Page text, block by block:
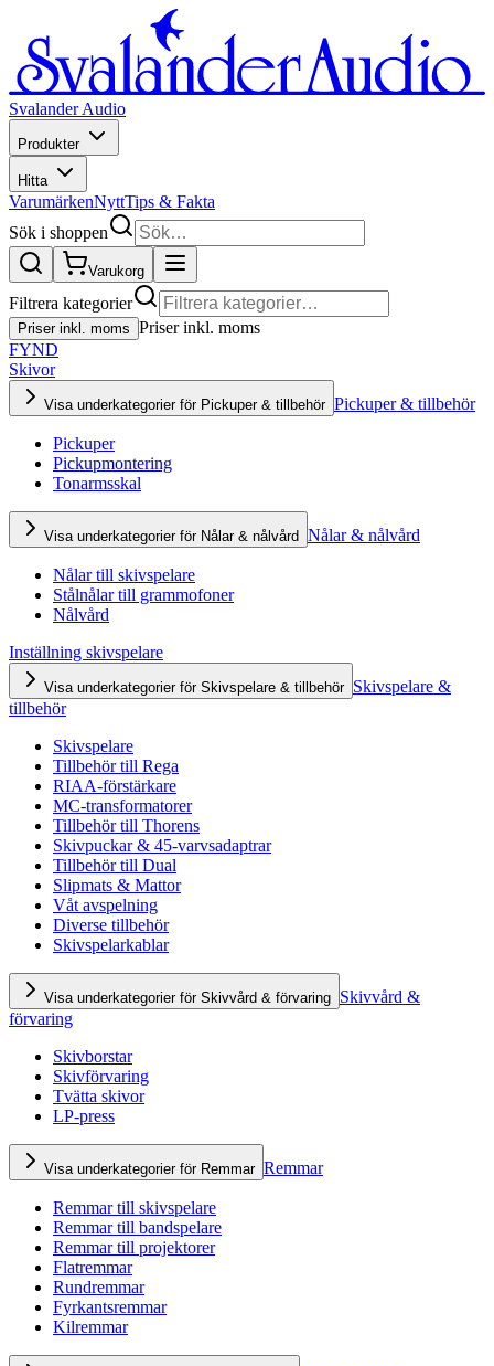
Svalander Audio
Produkter
Hitta
VarumärkenNyttTips & Fakta
Sök i shoppen
Varukorg
Filtrera kategorier
Priser inkl. moms Priser inkl. moms
FYND
Skivor
Visa underkategorier för Pickuper & tillbehör Pickuper & tillbehör
Pickuper
Pickupmontering
Tonarmsskal
Visa underkategorier för Nålar & nålvård Nålar & nålvård
Nålar till skivspelare
Stålnålar till grammofoner
Nålvård
Inställning skivspelare
Visa underkategorier för Skivspelare & tillbehör Skivspelare &
tillbehör
Skivspelare
Tillbehör till Rega
RIAA-förstärkare
MC-transformatorer
Tillbehör till Thorens
Skivpuckar & 45-varvsadaptrar
Tillbehör till Dual
Slipmats & Mattor
Våt avspelning
Diverse tillbehör
Skivspelarkablar
Visa underkategorier för Skivvård & förvaring Skivvård &
förvaring
Skivborstar
Skivförvaring
Tvätta skivor
LP-press
Visa underkategorier för Remmar Remmar
Remmar till skivspelare
Remmar till bandspelare
Remmar till projektorer
Flatremmar
Rundremmar
Fyrkantsremmar
Kilremmar